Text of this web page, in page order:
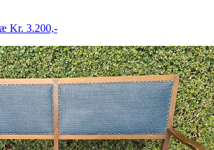
Kr. 3.200,-